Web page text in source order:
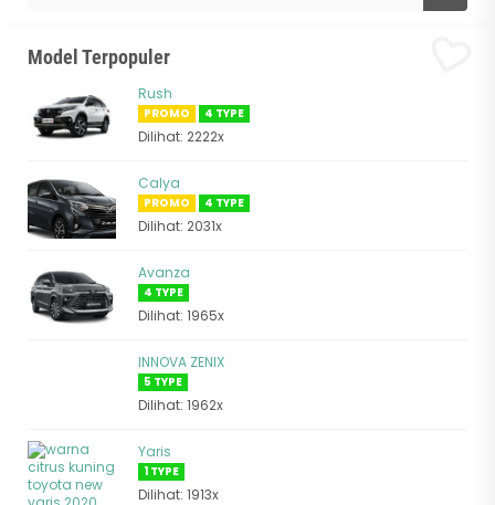
Model Terpopuler
Rush
PROMO 4 TYPE
Dilihat: 2222x
Calya
PROMO 4 TYPE
Dilihat: 2031x
Avanza
4 TYPE
Dilihat: 1965x
INNOVA ZENIX
5 TYPE
Dilihat: 1962x
Yaris
1 TYPE
Dilihat: 1913x